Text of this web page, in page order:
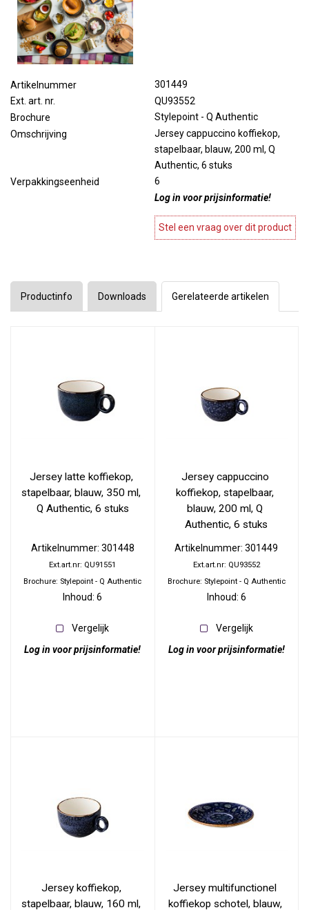
Artikelnummer
301449
Ext. art. nr.
QU93552
Brochure
Stylepoint - Q Authentic
Omschrijving
Jersey cappuccino koffiekop,
stapelbaar, blauw, 200 ml, Q
Authentic, 6 stuks
Verpakkingseenheid
6
Log in voor prijsinformatie!
Stel een vraag over dit product
Productinfo Downloads Gerelateerde artikelen
Jersey latte koffiekop,
stapelbaar, blauw, 350 ml,
Q Authentic, 6 stuks
Artikelnummer: 301448
Ext.art.nr: QU91551
Brochure: Stylepoint - Q Authentic
Inhoud: 6
Vergelijk
Log in voor prijsinformatie!
Jersey cappuccino
koffiekop, stapelbaar,
blauw, 200 ml, Q
Authentic, 6 stuks
Artikelnummer: 301449
Ext.art.nr: QU93552
Brochure: Stylepoint - Q Authentic
Inhoud: 6
Vergelijk
Log in voor prijsinformatie!
Jersey koffiekop,
stapelbaar, blauw, 160 ml,
Jersey multifunctionel
koffiekop schotel, blauw,